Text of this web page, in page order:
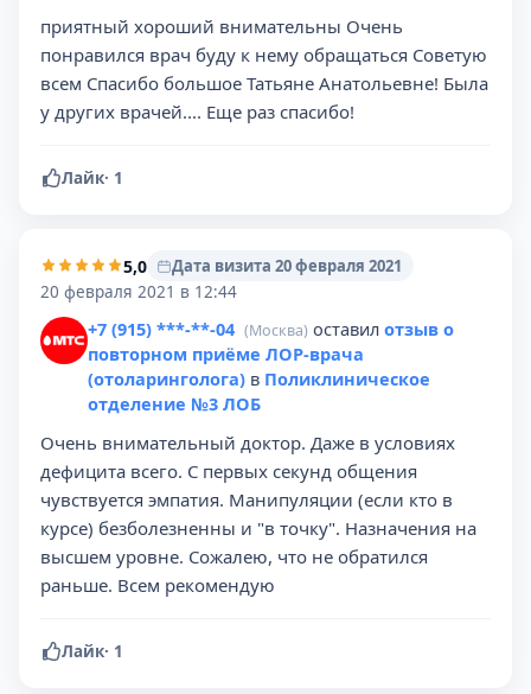
приятный хороший внимательны Очень
понравился врач буду к нему обращаться Советую
всем Спасибо большое Татьяне Анатольевне! Была
у других врачей.... Еще раз спасибо!
Лайк· 1
5,0
Дата визита 20 февраля 2021
20 февраля 2021 в 12:44
+7 (915) ***-**-04 (Москва) оставил отзыв о
повторном приёме ЛОР-врача
(отоларинголога) в Поликлиническое
отделение №3 ЛОБ
Очень внимательный доктор. Даже в условиях
дефицита всего. С первых секунд общения
чувствуется эмпатия. Манипуляции (если кто в
курсе) безболезненны и "в точку". Назначения на
высшем уровне. Сожалею, что не обратился
раньше. Всем рекомендую
Лайк· 1